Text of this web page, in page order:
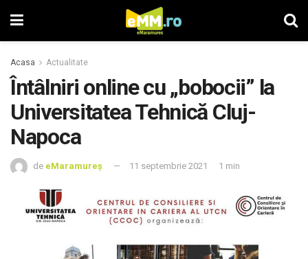
Acasa Actualitate
Întâlniri online cu „bobocii” la
Universitatea Tehnică Cluj-
Napoca
de eMaramureș 11 septembrie 2021 1 min